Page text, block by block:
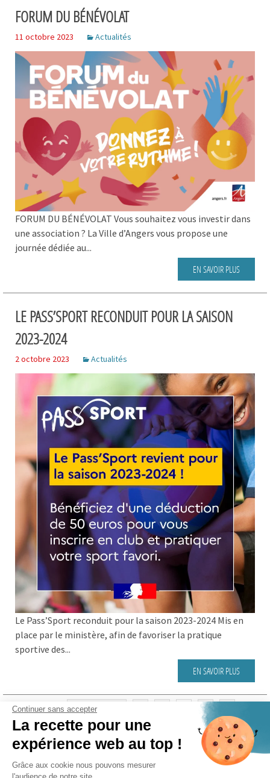
Continuer sans accepter
La recette pour une
expérience web au top !
Grâce aux cookie nous pouvons mesurer
FORUM DU BÉNÉVOLAT
11 octobre 2023 Actualités
FORUM DU BÉNÉVOLAT Vous souhaitez vous investir dans
une association ? La Ville d’Angers vous propose une
journée dédiée au...
EN SAVOIR PLUS
LE PASS’SPORT RECONDUIT POUR LA SAISON
2023-2024
2 octobre 2023 Actualités
Le Pass’Sport reconduit pour la saison 2023-2024 Mis en
place par le ministère, afin de favoriser la pratique
sportive des...
EN SAVOIR PLUS
4 / 69 « Précédent 5
69
Suivant »
CATÉGORIES